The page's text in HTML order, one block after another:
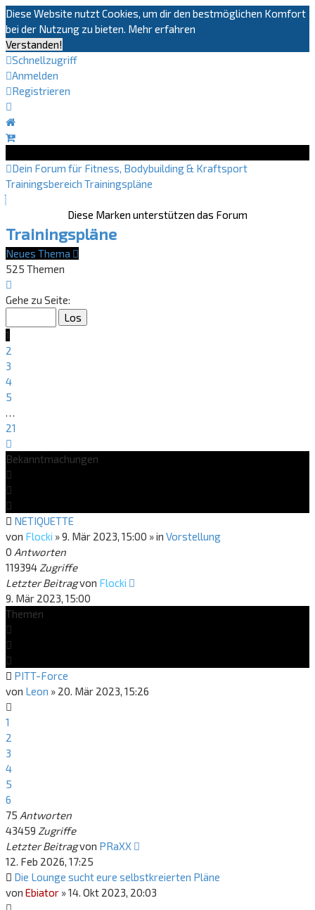
Diese Website nutzt Cookies, um dir den bestmöglichen Komfort
bei der Nutzung zu bieten. Mehr erfahren
Verstanden!
Schnellzugriff
Anmelden
Registrieren
Dein Forum für Fitness, Bodybuilding & Kraftsport
Trainingsbereich Trainingspläne
Diese Marken unterstützen das Forum
Trainingspläne
Neues Thema
525 Themen
1
21
Gehe zu Seite:
1
2
3
4
5
…
21
Bekanntmachungen
NETIQUETTE
von Flocki »9. Mär 2023, 15:00 » in Vorstellung
0 Antworten
119394 Zugriffe
Letzter Beitragvon Flocki
9. Mär 2023, 15:00
Themen
PITT-Force
von Leon » 20. Mär 2023, 15:26
1
2
3
4
5
6
75 Antworten
43459 Zugriffe
Letzter Beitragvon PRaXX
12. Feb 2026, 17:25
Die Lounge sucht eure selbstkreierten Pläne
von Ebiator »14. Okt 2023, 20:03